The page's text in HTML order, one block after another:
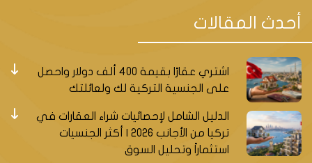
أحدث المقالات
اشتري عقارًا بقيمة 400 ألف دولار واحصل
على الجنسية التركية لك ولعائلتك
الدليل الشامل لإحصائيات شراء العقارات في
تركيا من الأجانب 2026 | أكثر الجنسيات
استثماراً وتحليل السوق